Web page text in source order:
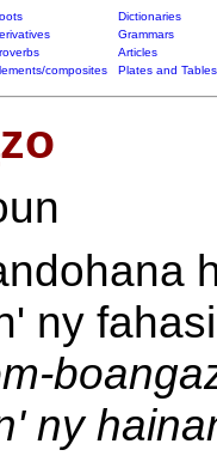
Dictionaries
Grammars
Articles
composites Plates and Tables
zo
ny
ny